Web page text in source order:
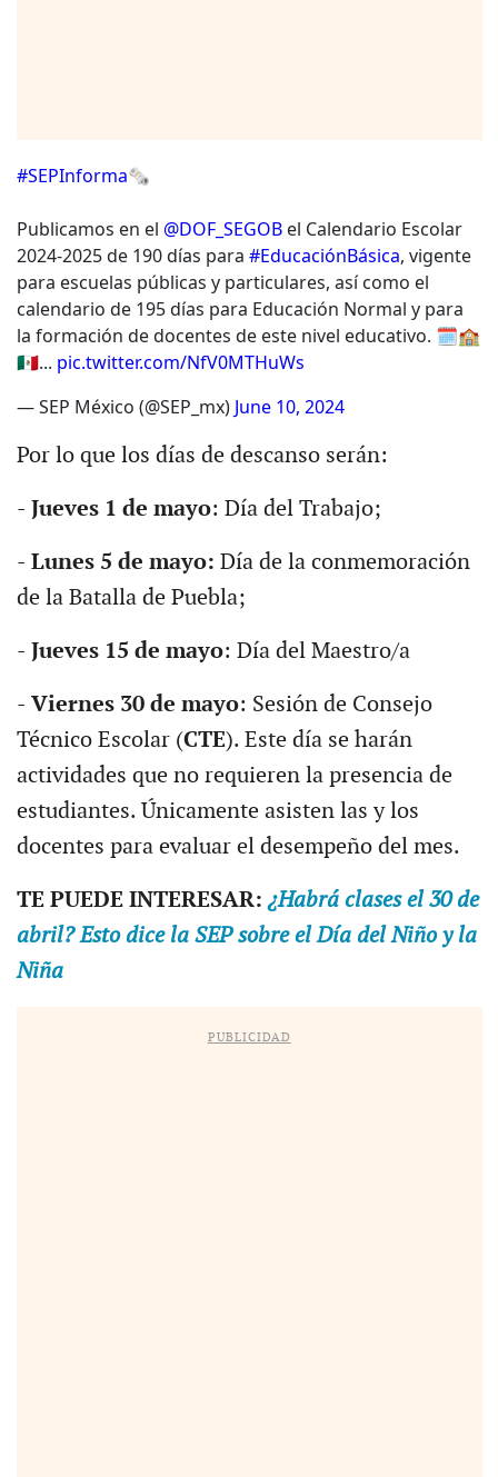
#SEPInforma🗞️
Publicamos en el @DOF_SEGOBel Calendario Escolar
2024-2025 de 190 días para #EducaciónBásica, vigente
para escuelas públicas y particulares, así como el
calendario de 195 días para Educación Normal y para
la formación de docentes de este nivel educativo. 🗓️🏫
🇲🇽... pic.twitter.com/NfV0MTHuWs
— SEP México (@SEP_mx) June 10, 2024
Por lo que los días de descanso serán:
- Jueves 1 de mayo: Día del Trabajo;
- Lunes 5 de mayo: Día de la conmemoración
de la Batalla de Puebla;
- Jueves 15 de mayo: Día del Maestro/a
- Viernes 30 de mayo: Sesión de Consejo
Técnico Escolar (CTE). Este día se harán
actividades que no requieren la presencia de
estudiantes. Únicamente asisten las y los
docentes para evaluar el desempeño del mes.
TE PUEDE INTERESAR:¿Habrá clases el 30 de
abril? Esto dice la SEP sobre el Día del Niño y la
Niña
PUBLICIDAD